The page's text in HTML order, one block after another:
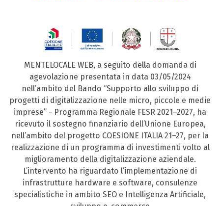
MENTELOCALE WEB, a seguito della domanda di
agevolazione presentata in data 03/05/2024
nell’ambito del Bando “Supporto allo sviluppo di
progetti di digitalizzazione nelle micro, piccole e medie
imprese” - Programma Regionale FESR 2021–2027, ha
ricevuto il sostegno finanziario dell’Unione Europea,
nell’ambito del progetto COESIONE ITALIA 21–27, per la
realizzazione di un programma di investimenti volto al
miglioramento della digitalizzazione aziendale.
L’intervento ha riguardato l’implementazione di
infrastrutture hardware e software, consulenze
specialistiche in ambito SEO e Intelligenza Artificiale,